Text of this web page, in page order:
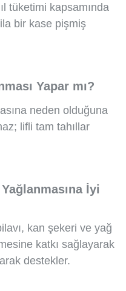
tüketimi kapsamında
bir kase pişmiş
Yapar mı?
neden olduğuna
lifli tam tahıllar
İyi
kan şekeri ve yağ
katkı sağlayarak
destekler.